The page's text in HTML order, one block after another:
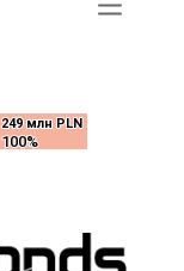
249 млн PLN
100%
249 млн PLN
100%